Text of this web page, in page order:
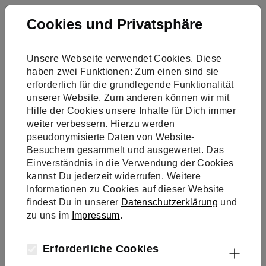
Skip to main navigation
Skip to main content
Skip to page footer
You are here:
Presse
Dieses Potenzial steckt in KI-gestützter Scope 3-Erfassung
Cookies und Privatsphäre
Unsere Webseite verwendet Cookies. Diese
haben zwei Funktionen: Zum einen sind sie
erforderlich für die grundlegende Funktionalität
unserer Website. Zum anderen können wir mit
Hilfe der Cookies unsere Inhalte für Dich immer
weiter verbessern. Hierzu werden
pseudonymisierte Daten von Website-
Besuchern gesammelt und ausgewertet. Das
Einverständnis in die Verwendung der Cookies
kannst Du jederzeit widerrufen. Weitere
Informationen zu Cookies auf dieser Website
findest Du in unserer Datenschutzerklärung und
zu uns im Impressum.
Erforderliche Cookies